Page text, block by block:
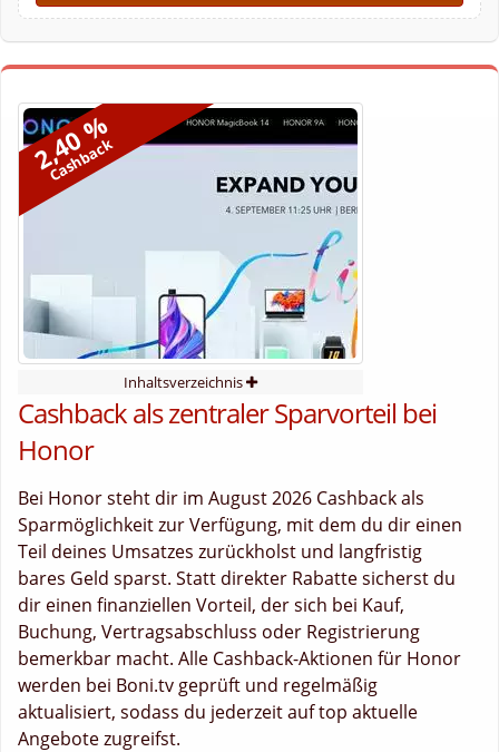
2,40 %
Cashback
Inhaltsverzeichnis
Cashback als zentraler Sparvorteil bei
Honor
Bei Honor steht dir im August 2026 Cashback als
Sparmöglichkeit zur Verfügung, mit dem du dir einen
Teil deines Umsatzes zurückholst und langfristig
bares Geld sparst. Statt direkter Rabatte sicherst du
dir einen finanziellen Vorteil, der sich bei Kauf,
Buchung, Vertragsabschluss oder Registrierung
bemerkbar macht. Alle Cashback-Aktionen für Honor
werden bei Boni.tv geprüft und regelmäßig
aktualisiert, sodass du jederzeit auf top aktuelle
Angebote zugreifst.